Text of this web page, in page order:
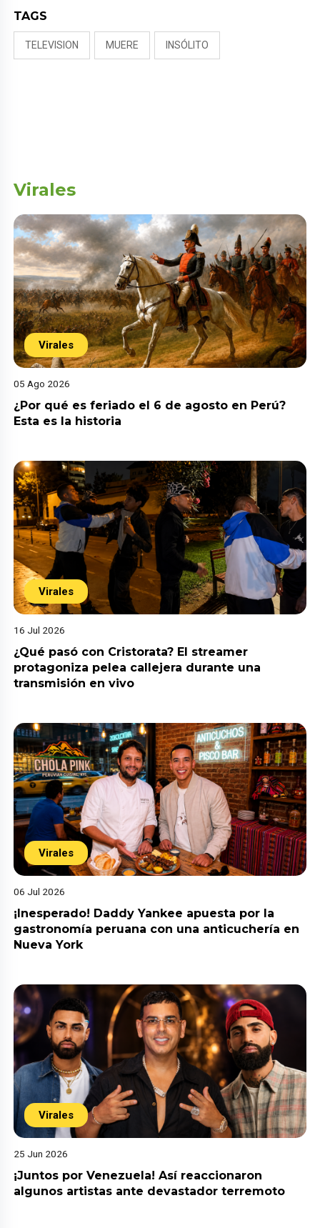
TAGS
TELEVISION MUERE INSÓLITO
Virales
Virales
05 Ago 2026
¿Por qué es feriado el 6 de agosto en Perú?
Esta es la historia
Virales
16 Jul 2026
¿Qué pasó con Cristorata? El streamer
protagoniza pelea callejera durante una
transmisión en vivo
Virales
06 Jul 2026
¡Inesperado! Daddy Yankee apuesta por la
gastronomía peruana con una anticuchería en
Nueva York
Virales
25 Jun 2026
¡Juntos por Venezuela! Así reaccionaron
algunos artistas ante devastador terremoto